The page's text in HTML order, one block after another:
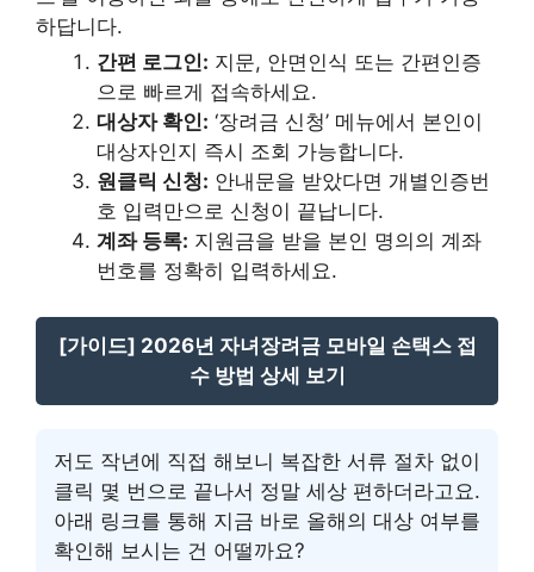
하답니다.
간편 로그인: 지문, 안면인식 또는 간편인증
으로 빠르게 접속하세요.
대상자 확인: ‘장려금 신청’ 메뉴에서 본인이
대상자인지 즉시 조회 가능합니다.
원클릭 신청: 안내문을 받았다면 개별인증번
호 입력만으로 신청이 끝납니다.
계좌 등록: 지원금을 받을 본인 명의의 계좌
번호를 정확히 입력하세요.
[가이드] 2026년 자녀장려금 모바일 손택스 접
수 방법 상세 보기
저도 작년에 직접 해보니 복잡한 서류 절차 없이
클릭 몇 번으로 끝나서 정말 세상 편하더라고요.
아래 링크를 통해 지금 바로 올해의 대상 여부를
확인해 보시는 건 어떨까요?